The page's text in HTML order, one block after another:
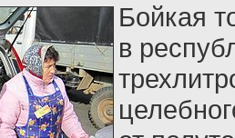
Бойкая
в